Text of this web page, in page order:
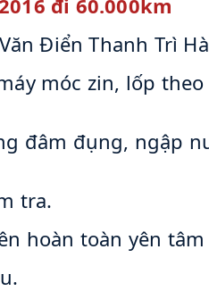
Điển Thanh Trì
móc zin, lốp
đâm đụng, ngập
tra.
hoàn toàn yên